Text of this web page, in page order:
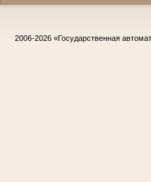
2006-2026 «Государственная